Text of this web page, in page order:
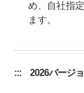
め、自社指
ます。
::: 2026バージ